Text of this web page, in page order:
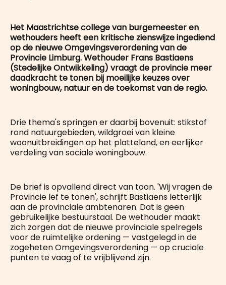
Het Maastrichtse college van burgemeester en
wethouders heeft een kritische zienswijze ingediend
op de nieuwe Omgevingsverordening van de
Provincie Limburg. Wethouder Frans Bastiaens
(Stedelijke Ontwikkeling) vraagt de provincie meer
daadkracht te tonen bij moeilijke keuzes over
woningbouw, natuur en de toekomst van de regio.
Drie thema's springen er daarbij bovenuit: stikstof
rond natuurgebieden, wildgroei van kleine
woonuitbreidingen op het platteland, en eerlijker
verdeling van sociale woningbouw.
De brief is opvallend direct van toon. 'Wij vragen de
Provincie lef te tonen', schrijft Bastiaens letterlijk
aan de provinciale ambtenaren. Dat is geen
gebruikelijke bestuurstaal. De wethouder maakt
zich zorgen dat de nieuwe provinciale spelregels
voor de ruimtelijke ordening — vastgelegd in de
zogeheten Omgevingsverordening — op cruciale
punten te vaag of te vrijblijvend zijn.